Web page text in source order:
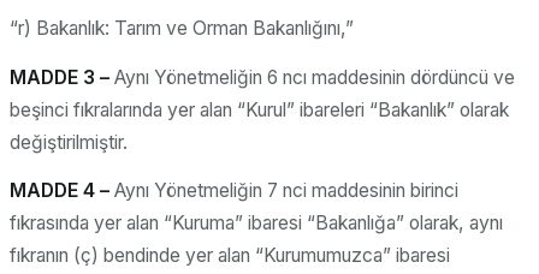
“r) Bakanlık: Tarım ve Orman Bakanlığını,”
MADDE 3 – Aynı Yönetmeliğin 6 ncı maddesinin dördüncü ve
beşinci fıkralarında yer alan “Kurul” ibareleri “Bakanlık” olarak
değiştirilmiştir.
MADDE 4 – Aynı Yönetmeliğin 7 nci maddesinin birinci
fıkrasında yer alan “Kuruma” ibaresi “Bakanlığa” olarak, aynı
fıkranın (ç) bendinde yer alan “Kurumumuzca” ibaresi